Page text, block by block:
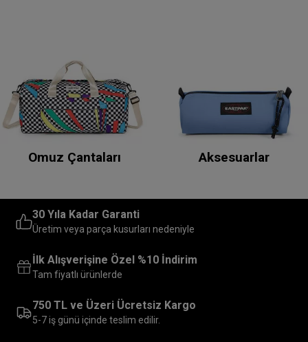
Omuz Çantaları Aksesuarlar
30 Yıla Kadar Garanti
Üretim veya parça kusurları nedeniyle
İlk Alışverişine Özel %10 İndirim
Tam fiyatlı ürünlerde
750 TL ve Üzeri Ücretsiz Kargo
5-7 iş günü içinde teslim edilir.